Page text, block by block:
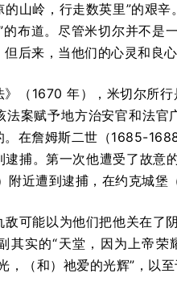
山岭，行走数英里”的艰
的布道。尽管米切尔并不
后来，当他们的心灵和良
（1670 年），米切尔所
案赋予地方治安官和法官
。在詹姆斯二世（1685-
逮捕。第一次他遭受了故
近遭到逮捕，在约克城堡
敌可能以为他们把他关在
其实的“天堂，因为上帝
，（和）祂爱的光辉”，以